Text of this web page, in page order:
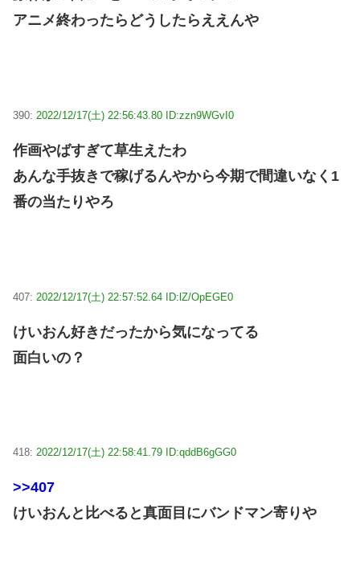
アニメ終わったらどうしたらええんや
390: 2022/12/17(土) 22:56:43.80 ID:zzn9WGvI0
作画やばすぎて草生えたわ
あんな手抜きで稼げるんやから今期で間違いなく1
番の当たりやろ
407: 2022/12/17(土) 22:57:52.64 ID:lZ/OpEGE0
けいおん好きだったから気になってる
面白いの？
418: 2022/12/17(土) 22:58:41.79 ID:qddB6gGG0
>>407
けいおんと比べると真面目にバンドマン寄りや